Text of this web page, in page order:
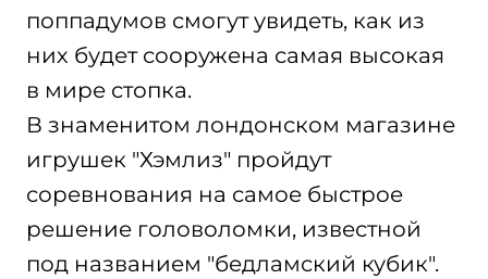
поппадумов смогут увидеть, как из
них будет сооружена самая высокая
в мире стопка.
В знаменитом лондонском магазине
игрушек "Хэмлиз" пройдут
соревнования на самое быстрое
решение головоломки, известной
под названием "бедламский кубик".